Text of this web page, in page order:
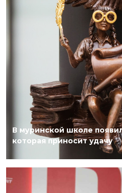
В муринской школе
которая приносит удачу